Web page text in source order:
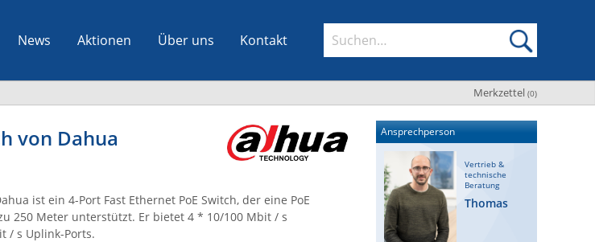
News Aktionen Über uns Kontakt
Merkzettel (0)
von Dahua
ist ein 4-Port Fast Ethernet PoE Switch, der eine PoE
250 Meter unterstützt. Er bietet 4 * 10/100 Mbit / s
/ s Uplink-Ports.
Ansprechperson
Vertrieb &
technische
Beratung
Thomas